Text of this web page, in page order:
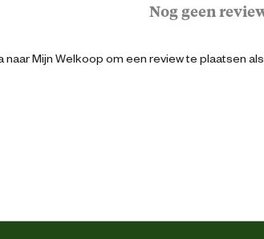
Mobile
Nog geen
naar Mijn Welkoop om een review te plaatsen